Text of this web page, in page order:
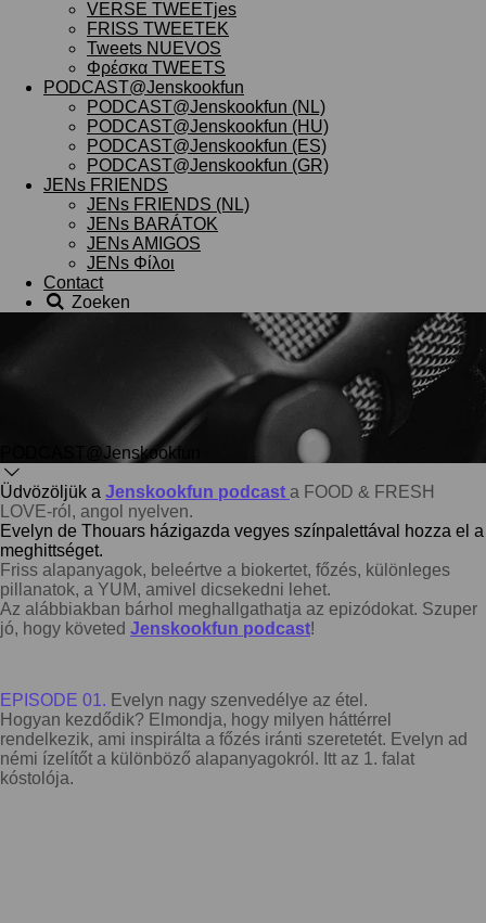
VERSE TWEETjes
FRISS TWEETEK
Tweets NUEVOS
Φρέσκα TWEETS
PODCAST@Jenskookfun
PODCAST@Jenskookfun (NL)
PODCAST@Jenskookfun (HU)
PODCAST@Jenskookfun (ES)
PODCAST@Jenskookfun (GR)
JENs FRIENDS
JENs FRIENDS (NL)
JENs BARÁTOK
JENs AMIGOS
JENs Φίλοι
Contact
Zoeken
PODCAST@Jenskookfun
Üdvözöljük a Jenskookfun podcast a FOOD & FRESH
LOVE-ról, angol nyelven.
Evelyn de Thouars házigazda vegyes színpalettával hozza el a
meghittséget.
Friss alapanyagok, beleértve a biokertet, főzés, különleges
pillanatok, a YUM, amivel dicsekedni lehet.
Az alábbiakban bárhol meghallgathatja az epizódokat. Szuper
jó, hogy követed Jenskookfun podcast!
EPISODE 01. Evelyn nagy szenvedélye az étel.
Hogyan kezdődik? Elmondja, hogy milyen háttérrel
rendelkezik, ami inspirálta a főzés iránti szeretetét. Evelyn ad
némi ízelítőt a különböző alapanyagokról. Itt az 1. falat
kóstolója.